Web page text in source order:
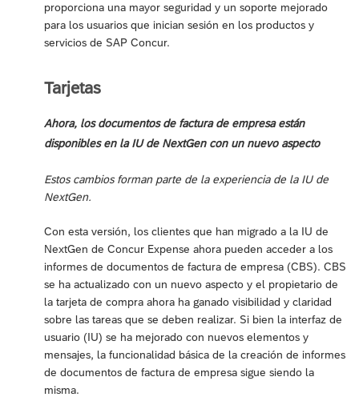
proporciona una mayor seguridad y un soporte mejorado
para los usuarios que inician sesión en los productos y
servicios de SAP Concur.
Tarjetas
Ahora, los documentos de factura de empresa están
disponibles en la IU de NextGen con un nuevo aspecto
Estos cambios forman parte de la experiencia de la IU de
NextGen.
Con esta versión, los clientes que han migrado a la IU de
NextGen de Concur Expense ahora pueden acceder a los
informes de documentos de factura de empresa (CBS). CBS
se ha actualizado con un nuevo aspecto y el propietario de
la tarjeta de compra ahora ha ganado visibilidad y claridad
sobre las tareas que se deben realizar. Si bien la interfaz de
usuario (IU) se ha mejorado con nuevos elementos y
mensajes, la funcionalidad básica de la creación de informes
de documentos de factura de empresa sigue siendo la
misma.